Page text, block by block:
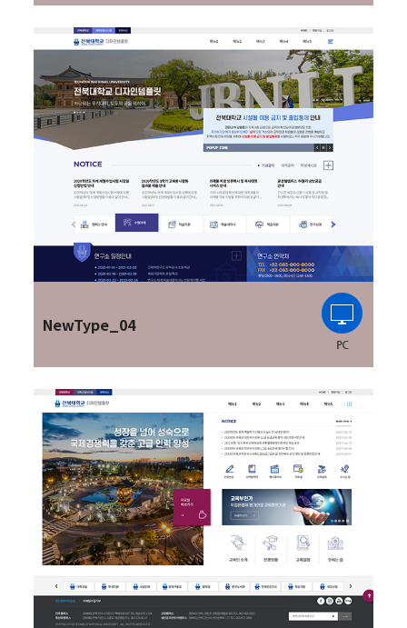
NewType_04